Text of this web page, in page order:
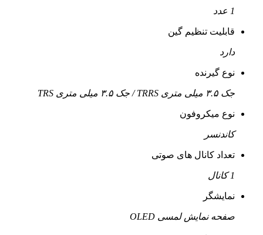
1 عدد
قابلیت تنظیم گین
دارد
نوع گیرنده
جک ۳.۵ میلی متری TRRS / جک ۳.۵ میلی متری TRS
نوع میکروفون
کاندنسر
تعداد کانال های صوتی
1 کانال
نمایشگر
صفحه نمایش لمسی OLED